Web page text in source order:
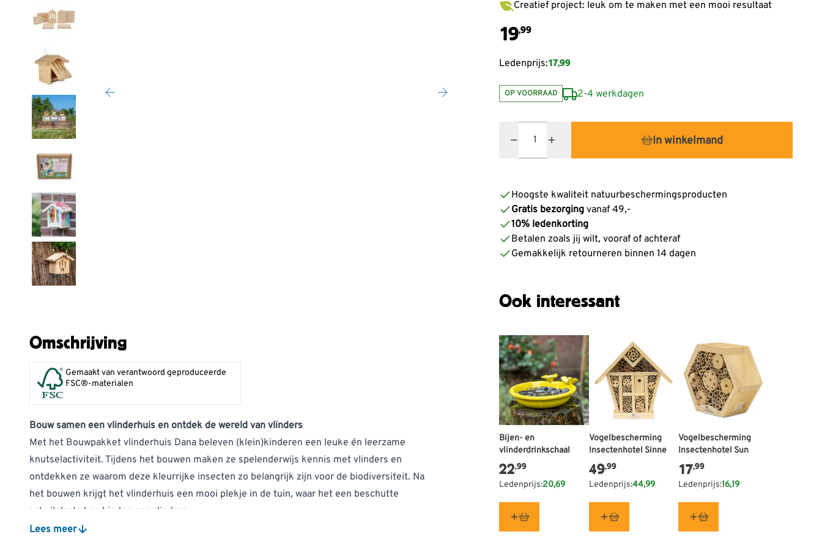
Creatief project: leuk om te maken met een mooi resultaat
19,99
Ledenprijs:17,99
OP VOORRAAD 2-4 werkdagen
In winkelmand
Hoogste kwaliteit natuurbeschermingsproducten
Gratis bezorging vanaf 49,-
10% ledenkorting
Betalen zoals jij wilt, vooraf of achteraf
Gemakkelijk retourneren binnen 14 dagen
Ook interessant
Bijen- en
vlinderdrinkschaal
22,99
Ledenprijs:20,69
Vogelbescherming
Insectenhotel Sinne
49,99
Ledenprijs:44,99
Vogelbescherming
Insectenhotel Sun
17,99
Ledenprijs:16,19
Omschrijving
Gemaakt van verantwoord geproduceerde
FSC®-materialen
Bouw samen een vlinderhuis en ontdek de wereld van vlinders
Met het Bouwpakket vlinderhuis Dana beleven (klein)kinderen een leuke én leerzame
knutselactiviteit. Tijdens het bouwen maken ze spelenderwijs kennis met vlinders en
ontdekken ze waarom deze kleurrijke insecten zo belangrijk zijn voor de biodiversiteit. Na
het bouwen krijgt het vlinderhuis een mooi plekje in de tuin, waar het een beschutte
schuilplaats kan bieden aan vlinders.
Het bouwpakket is speciaal ontworpen zodat kinderen het vlinderhuis eenvoudig zelf
Lees meer